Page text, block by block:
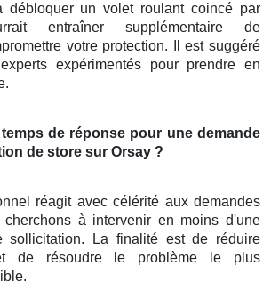
débloquer un volet roulant coincé par
entraîner supplémentaire de
votre protection. Il est suggéré
expérimentés pour prendre en
de réponse pour une demande
de store sur Orsay ?
réagit avec célérité aux demandes
cherchons à intervenir en moins d'une
sollicitation. La finalité est de réduire
de résoudre le problème le plus